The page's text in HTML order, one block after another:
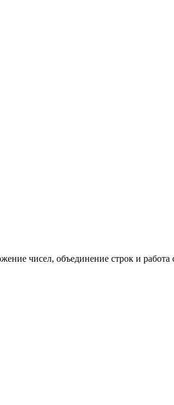
чисел, объединение строк и